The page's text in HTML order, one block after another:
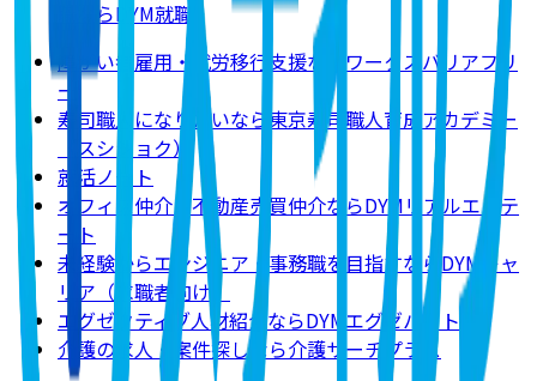
職ならDYM就職
障がい者雇用・就労移行支援ならワークスバリアフリ
ー
寿司職人になりたいなら東京寿司職人育成アカデミー
（スシショク）
就活ノート
オフィス仲介・不動産売買仲介ならDYMリアルエステ
ート
未経験からエンジニア・事務職を目指すならDYMキャ
リア（求職者向け）
エグゼクティブ人材紹介ならDYMエグゼパート
介護の求人・案件探しなら介護サーチプラス